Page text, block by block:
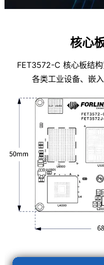
核心
FET3572-C 核心板结
各类工业设备、嵌